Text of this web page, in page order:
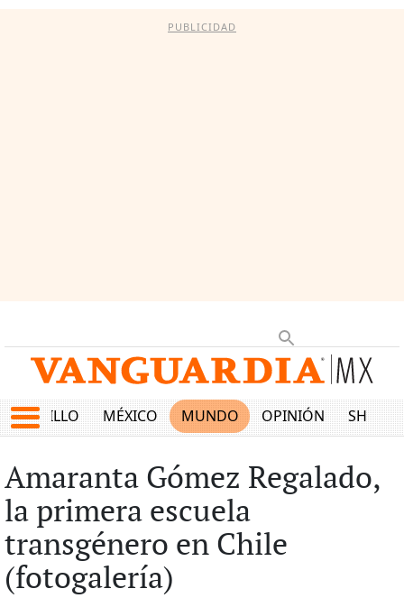
PUBLICIDAD
SALTILLO MÉXICO MUNDO OPINIÓN SHOW
Amaranta Gómez Regalado,
la primera escuela
transgénero en Chile
(fotogalería)